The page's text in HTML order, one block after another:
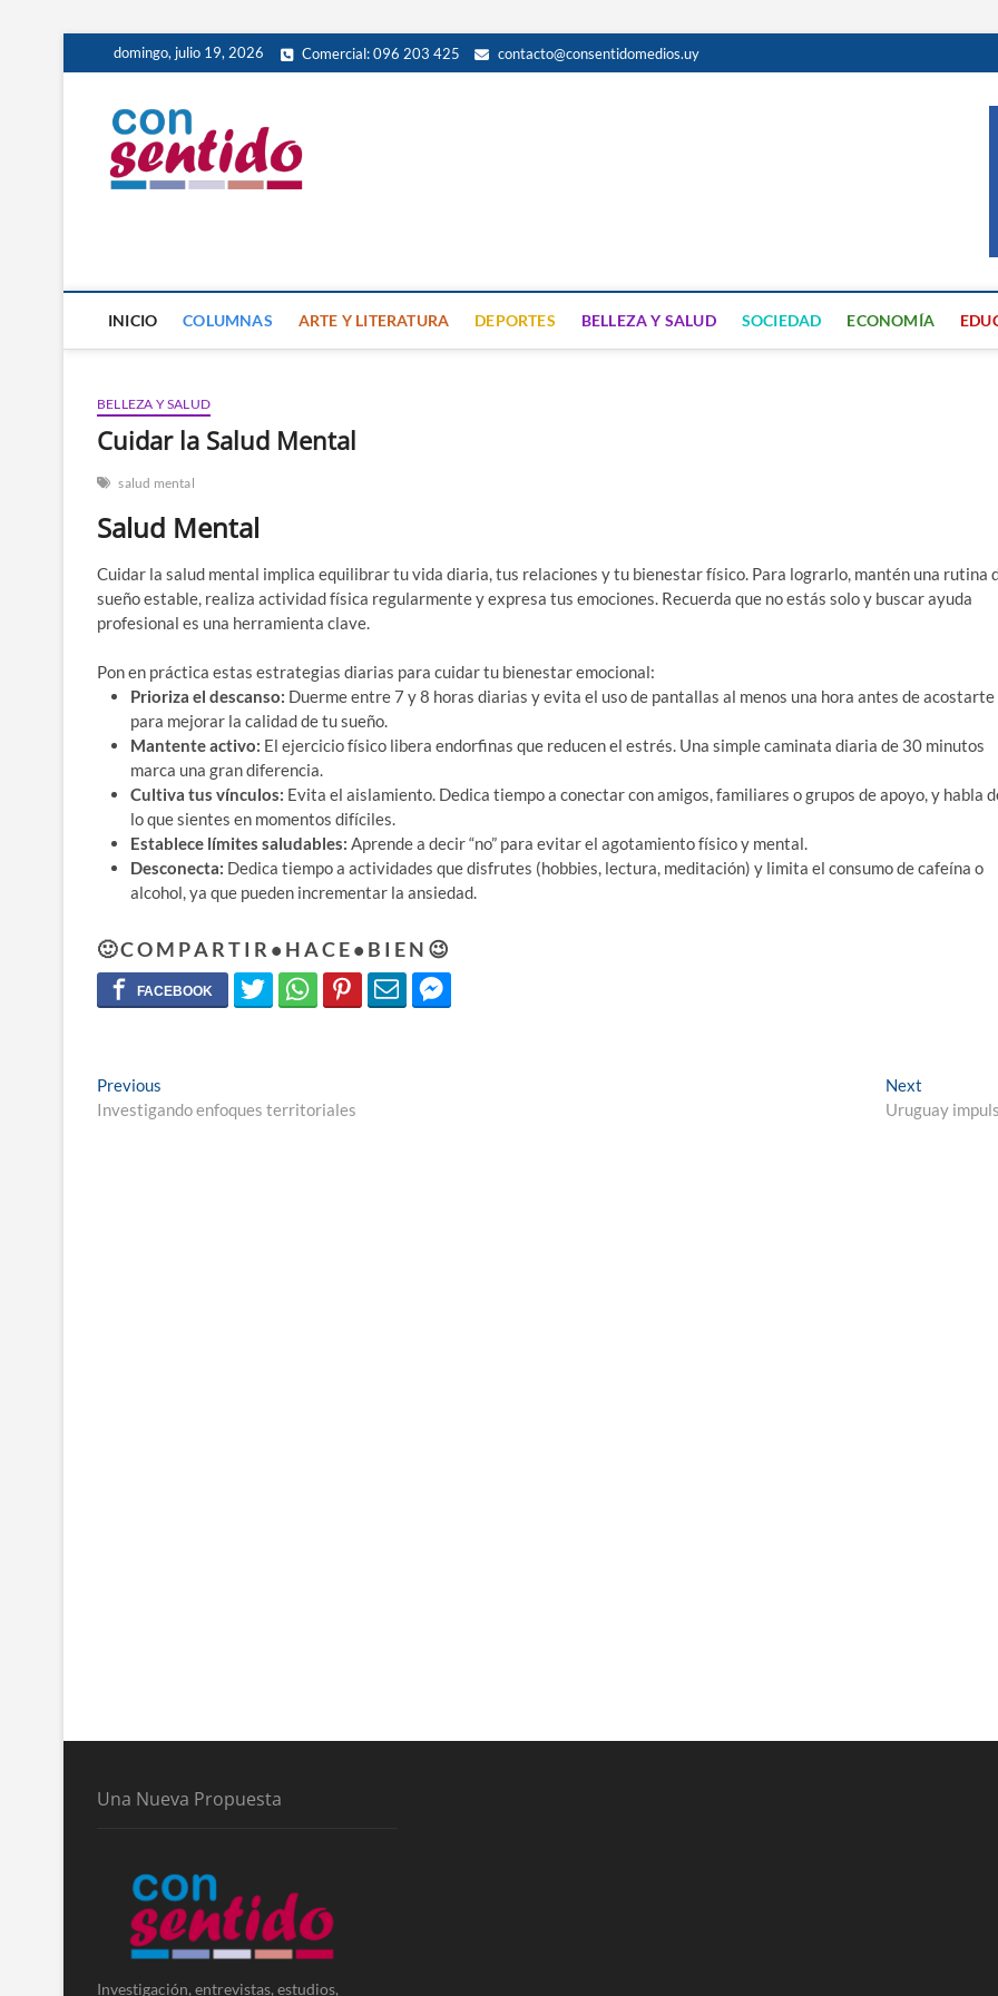
to
domingo, julio 19, 2026 Comercial: 096 203 425 contacto@consentidomedios.uy
INICIO COLUMNAS ARTE Y LITERATURA DEPORTES BELLEZA Y SALUD SOCIEDAD ECONOMÍA
BELLEZA Y SALUD
Cuidar la Salud Mental
salud mental
Salud Mental
Cuidar la salud mental implica equilibrar tu vida diaria, tus relaciones y tu bienestar físico. Para lograrlo, mantén una rutina
sueño estable, realiza actividad física regularmente y expresa tus emociones. Recuerda que no estás solo y buscar ayuda
profesional es una herramienta clave.
Pon en práctica estas estrategias diarias para cuidar tu bienestar emocional:
Prioriza el descanso: Duerme entre 7 y 8 horas diarias y evita el uso de pantallas al menos una hora antes de acostarte
para mejorar la calidad de tu sueño.
Mantente activo: El ejercicio físico libera endorfinas que reducen el estrés. Una simple caminata diaria de 30 minutos
marca una gran diferencia.
Cultiva tus vínculos: Evita el aislamiento. Dedica tiempo a conectar con amigos, familiares o grupos de apoyo, y habla
lo que sientes en momentos difíciles.
Establece límites saludables: Aprende a decir “no” para evitar el agotamiento físico y mental.
Desconecta: Dedica tiempo a actividades que disfrutes (hobbies, lectura, meditación) y limita el consumo de cafeína o
alcohol, ya que pueden incrementar la ansiedad.
🙂 C O M P A R T I R • H A C E • B I E N 😉
Navegación
de
Previous
post:
Investigando enfoques territoriales
Next
post:
Uruguay
Una Nueva Propuesta
Investigación, entrevistas, estudios,